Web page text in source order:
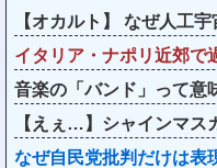
【オカルト】 なぜ人工
イタリア・ナポリ近郊で
音楽の「バンド」って意
【えぇ…】シャインマス
なぜ自民党批判だけは表